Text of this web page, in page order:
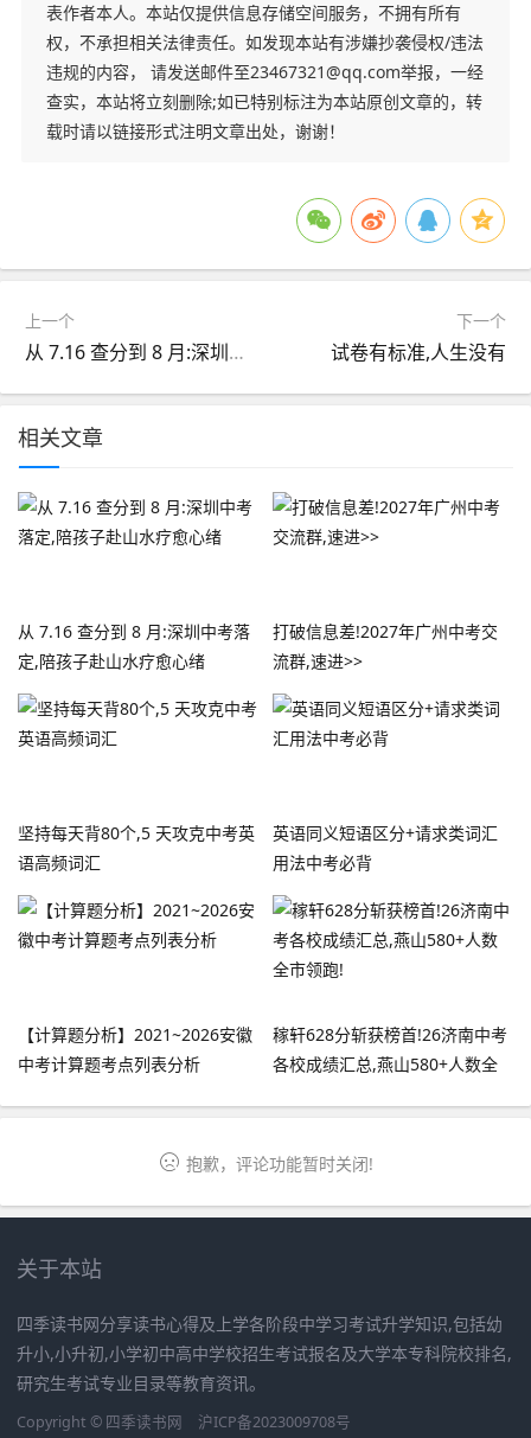
表作者本人。本站仅提供信息存储空间服务，不拥有所有
权，不承担相关法律责任。如发现本站有涉嫌抄袭侵权/违法
违规的内容， 请发送邮件至23467321@qq.com举报，一经
查实，本站将立刻删除;如已特别标注为本站原创文章的，转
载时请以链接形式注明文章出处，谢谢！
上一个
从 7.16 查分到 8 月:深圳中考落定,陪孩子赴山水疗愈心绪
下一个
试卷有标准,人生没有
相关文章
从 7.16 查分到 8 月:深圳中考落
定,陪孩子赴山水疗愈心绪
打破信息差!2027年广州中考交
流群,速进>>
坚持每天背80个,5 天攻克中考英
语高频词汇
英语同义短语区分+请求类词汇
用法中考必背
【计算题分析】2021~2026安徽
中考计算题考点列表分析
稼轩628分斩获榜首!26济南中考
各校成绩汇总,燕山580+人数全
抱歉，评论功能暂时关闭!
关于本站
四季读书网分享读书心得及上学各阶段中学习考试升学知识,包括幼
升小,小升初,小学初中高中学校招生考试报名及大学本专科院校排名,
研究生考试专业目录等教育资讯。
Copyright © 四季读书网 沪ICP备2023009708号